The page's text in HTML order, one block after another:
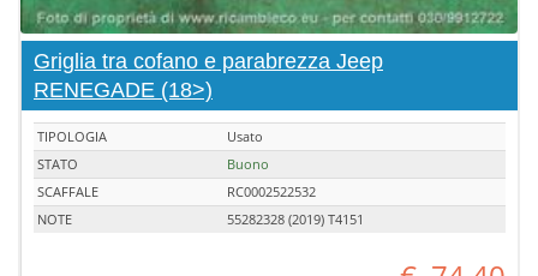
Griglia tra cofano e parabrezza Jeep
RENEGADE (18>)
TIPOLOGIA
Usato
STATO
Buono
SCAFFALE
RC0002522532
NOTE
55282328 (2019) T4151